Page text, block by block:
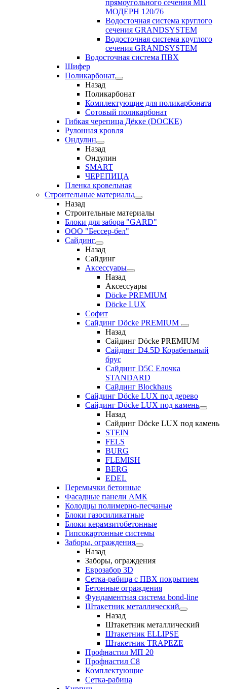
прямоугольного сечения МП
МОДЕРН 120/76
Водосточная система круглого
сечения GRANDSYSTEM
Водосточная система круглого
сечения GRANDSYSTEM
Водосточная система ПВХ
Шифер
Поликарбонат
Назад
Поликарбонат
Комплектующие для поликарбоната
Сотовый поликарбонат
Гибкая черепица Дёкке (DOCKE)
Рулонная кровля
Ондулин
Назад
Ондулин
SMART
ЧЕРЕПИЦА
Пленка кровельная
Строительные материалы
Назад
Строительные материалы
Блоки для забора "GARD"
ООО "Бессер-бел"
Сайдинг
Назад
Сайдинг
Аксессуары
Назад
Аксессуары
Döcke PREMIUM
Döcke LUX
Софит
Сайдинг Döcke PREMIUM
Назад
Сайдинг Döcke PREMIUM
Сайдинг D4.5D Корабельный
брус
Сайдинг D5С Елочка
STANDARD
Сайдинг Blockhaus
Сайдинг Döcke LUX под дерево
Сайдинг Döcke LUX под камень
Назад
Сайдинг Döcke LUX под камень
STEIN
FELS
BURG
FLEMISH
BERG
EDEL
Перемычки бетонные
Фасадные панели АМК
Колодцы полимерно-песчаные
Блоки газосиликатные
Блоки керамзитобетонные
Гипсокартонные системы
Заборы, ограждения
Назад
Заборы, ограждения
Еврозабор 3D
Сетка-рабица с ПВХ покрытием
Бетонные ограждения
Фундаментная система bond-line
Штакетник металлический
Назад
Штакетник металлический
Штакетник ELLIPSE
Штакетник TRAPEZE
Профнастил МП 20
Профнастил С8
Комплектующие
Сетка-рабица